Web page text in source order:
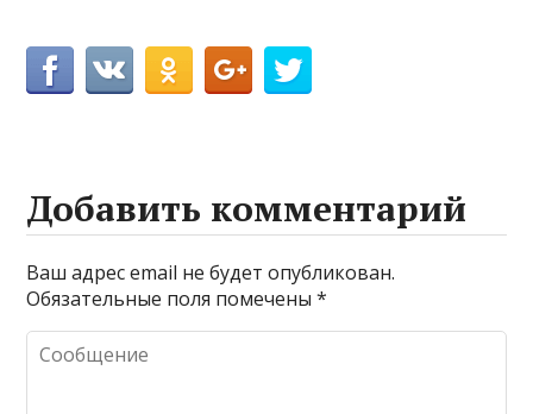
Добавить комментарий
Ваш адрес email не будет опубликован.
Обязательные поля помечены*